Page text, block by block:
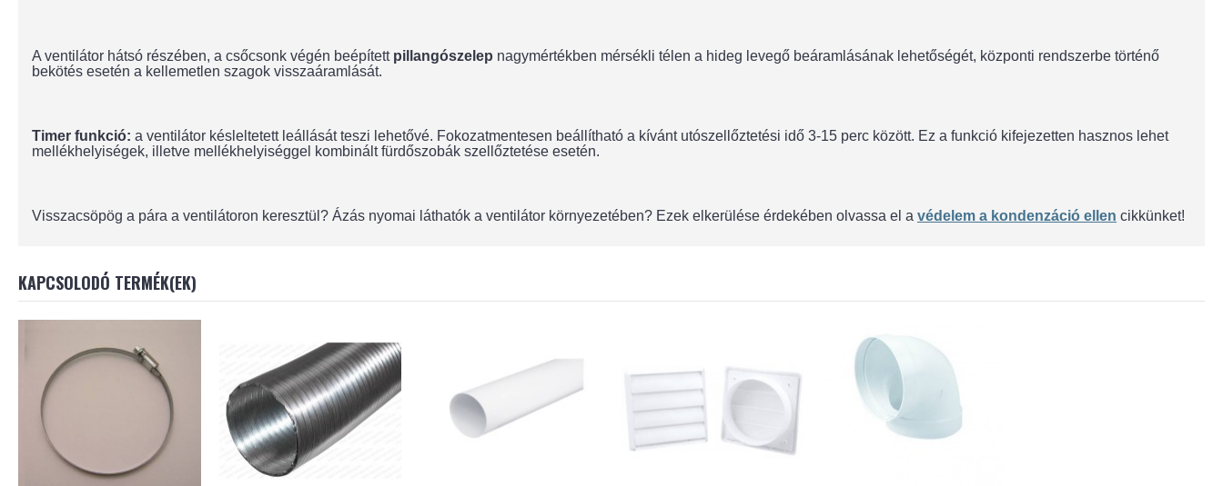
A ventilátor hátsó részében, a csőcsonk végén beépített pillangószelep nagymértékben mérsékli télen a hideg levegő beáramlásának lehetőségét, központi rendszerbe történő
bekötés esetén a kellemetlen szagok visszaáramlását.
Timer funkció: a ventilátor késleltetett leállását teszi lehetővé. Fokozatmentesen beállítható a kívánt utószellőztetési idő 3-15 perc között. Ez a funkció kifejezetten hasznos lehet
mellékhelyiségek, illetve mellékhelyiséggel kombinált fürdőszobák szellőztetése esetén.
Visszacsöpög a pára a ventilátoron keresztül? Ázás nyomai láthatók a ventilátor környezetében? Ezek elkerülése érdekében olvassa el a védelem a kondenzáció ellen cikkünket!
KAPCSOLODÓ TERMÉK(EK)